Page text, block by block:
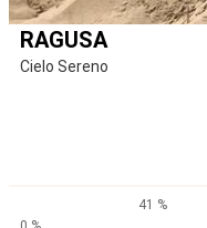
RAGUSA
Cielo Sereno
41 %